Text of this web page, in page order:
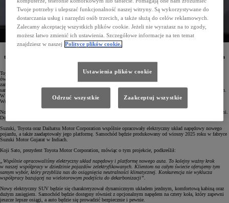
trwającą od 2016 roku współpracę i opracować nowy SUV z napędem elektrycznym. Produkcja auta
ma ruszyć wiosną 2025 roku.
Toyoty i Suzuki nawiązały współpracę w 2016 roku. Porozumienie zostało zawarte przez Akio Toyodę,
ówczesnego prezydenta Toyoty (obecnie prezesa zarządu koncernu), oraz Osamu Suzukiego, wówczas prezesa
zarządu Suzuki (obecnie starszy doradca zarządu). Koncerny zobowiązały się do wspólnej produkcji
samochodów, wzajemnego dostarczania modeli, a także poszerzania dostępności pojazdów zelektryfikowanych.
W ramach tego partnerstwa wspólne auta oferowane są już w Japonii, Indiach, Europie, Afryce i Bliskim
Wschodzie.
Nowe zelektryfikowane auto będzie pierwszym rezultatem współpracy technologicznej między obiema firmami.
Dostępny globalnie samochód dołączy do dynamicznie rozwijającego się segmentu SUV-ów.
Suzuki, Toyota oraz Daihatsu Motor Corporation wspólnie opracowały elektryczny układ napędowy nowego
pojazdu, a także zaadaptowały jego platformę. Samochód będzie produkowany od wiosny 2025 roku w fabryce
Suzuki Motor Gujarat w Indiach.
Koji Sato, prezydent Toyota Motor Corporation, mówiąc o tym projekcie, podkreślił:
„Wspólnie opracowaliśmy elektryczny układ napędowy i platformę nowego auta. To kolejny ważny krok
w naszej współpracy w dziedzinie pojazdów zelektryfikowanych. Klientom na całym świecie oferujemy tym
samym wybór, który przybliża nas do osiągnięcia neutralności klimatycznej. Konkurencja nie wyklucza
współpracy bazującej na wielotorowym podejściu do dekarbonizacji”.
Nowy elektryczny SUV będzie się charakteryzował dynamicznym układem jezdnym, komfortową kabiną oraz
dużym zasięgiem. Samochód będzie dostępny również z opcjonalnym napędem na cztery koła, który zapewni
jeszcze lepsze osiągi, a auto będzie się prowadzić bezpiecznie i pewnie.
Twoje potrzeby i ulepszać funkcjonalność naszej witryny. Są wykorzystywane do
dostarczania usług i narzędzi osób trzecich, a także służą do celów reklamowych.
Zalecamy akceptację wszystkich plików cookie. Jeżeli nie wyrażasz na to zgody,
możesz łatwo zmienić ich ustawienia. Szczegółowe informacje na ten temat
znajdziesz w naszej Polityce plików cookie.
Ustawienia plików cookie
Odrzuć wszystkie Zaakceptuj wszystkie